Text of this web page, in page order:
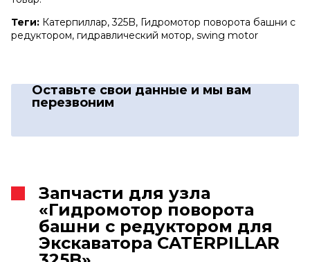
Теги: Катерпиллар, 325B, Гидромотор поворота башни с
редуктором, гидравлический мотор, swing motor
Оставьте свои данные и мы вам
перезвоним
Запчасти для узла
«Гидромотор поворота
башни с редуктором для
Экскаватора CATERPILLAR